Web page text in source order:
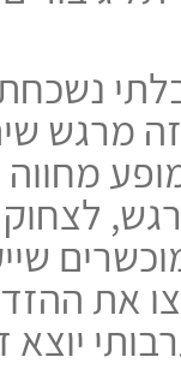
בלתי
את
יוצא